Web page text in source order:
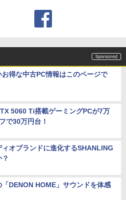
得な中古PC情報はこのページで
5060 Ti搭載ゲーミングPCが7万
で30万円台！
ィオブランドに進化するSHANLING
DENON HOME」サウンドを体感